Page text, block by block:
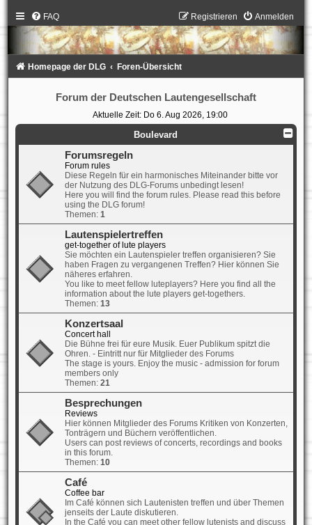
FAQ Anmelden
Registrieren
Homepage der DLG Foren-Übersicht
Forum der Deutschen Lautengesellschaft
Aktuelle Zeit: Do 6. Aug 2026, 19:00
Boulevard
Forumsregeln
Forum rules
Diese Regeln für ein harmonisches Miteinander bitte vor
der Nutzung des DLG-Forums unbedingt lesen!
Here you will find the forum rules. Please read this before
using the DLG forum!
Themen: 1
Lautenspielertreffen
get-together of lute players
Sie möchten ein Lautenspieler treffen organisieren? Sie
haben Fragen zu vergangenen Treffen? Hier können Sie
näheres erfahren.
You like to meet fellow luteplayers? Here you find all the
information about the lute players get-togethers.
Themen: 13
Konzertsaal
Concert hall
Die Bühne frei für eure Musik. Euer Publikum spitzt die
Ohren. - Eintritt nur für Mitglieder des Forums
The stage is yours. Enjoy the music - admission for forum
members only
Themen: 21
Besprechungen
Reviews
Hier können Mitglieder des Forums Kritiken von Konzerten,
Tonträgern und Büchern veröffentlichen.
Users can post reviews of concerts, recordings and books
in this forum.
Themen: 10
Café
Coffee bar
Im Café können sich Lautenisten treffen und über Themen
jenseits der Laute diskutieren.
In the Café you can meet other fellow lutenists and discuss